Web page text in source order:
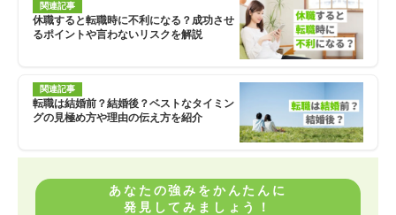
関連記事
休職すると転職時に不利になる？成功させ
るポイントや言わないリスクを解説
関連記事
転職は結婚前？結婚後？ベストなタイミン
グの見極め方や理由の伝え方を紹介
あなたの強みをかんたんに
発見してみましょう！